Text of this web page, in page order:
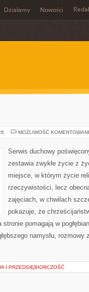
Działamy Nowości
MOŻLIWOŚĆ
Serwis duchowy
zestawia zwykłe życie z
miejsce, w którym życie
rzeczywistości, lecz
zajęciach, w chwilach
pokazuje, że
pomagają w
namysłu, rozmowy
I PRZEDSIĘBIORCZOŚĆ